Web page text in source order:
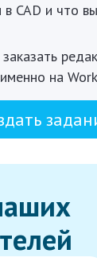
CAD и что
на